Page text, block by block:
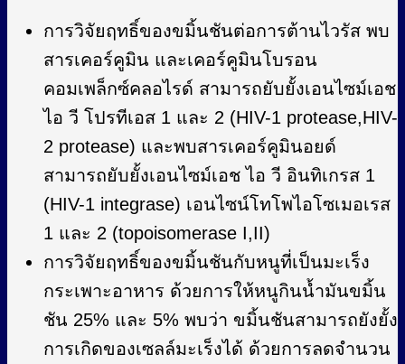
การวิจัยฤทธิ์ของขมิ้นชันต่อการต้านไวรัส พบ
สารเคอร์คูมิน และเคอร์คูมินโบรอน
คอมเพล็กซ์คลอไรด์ สามารถยับยั้งเอนไซม์เอช
ไอ วี โปรทีเอส 1 และ 2 (HIV-1 protease,HIV-
2 protease) และพบสารเคอร์คูมินอยด์
สามารถยับยั้งเอนไซม์เอช ไอ วี อินทิเกรส 1
(HIV-1 integrase) เอนไซน์โทโพไอโซเมอเรส
1 และ 2 (topoisomerase I,II)
การวิจัยฤทธิ์ของขมิ้นชันกับหนูที่เป็นมะเร็ง
กระเพาะอาหาร ด้วยการให้หนูกินน้ำมันขมิ้น
ชัน 25% และ 5% พบว่า ขมิ้นชันสามารถยังยั้ง
การเกิดของเซลล์มะเร็งได้ ด้วยการลดจำนวน